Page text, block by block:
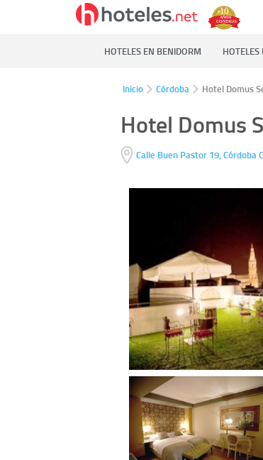
HOTELES EN BENIDORM
Inicio Córdoba Hotel Domus
Hotel Domus
Calle Buen Pastor 19,Córdoba